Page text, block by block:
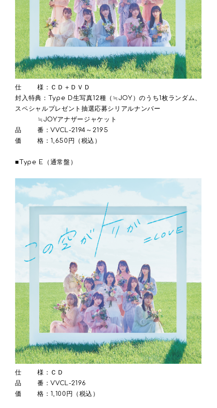
仕 様：ＣＤ＋ＤＶＤ
封入特典：Type D生写真12種（≒JOY）のうち1枚ランダム、
スペシャルプレゼント抽選応募シリアルナンバー
≒JOYアナザージャケット
品 番：VVCL-2194～2195
価 格：1,650円（税込）
■Type E（通常盤）
仕 様：ＣＤ
品 番：VVCL-2196
価 格：1,100円（税込）